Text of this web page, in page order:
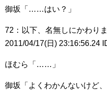
御坂「……はい？」
72：以下、名無しにかわり
2011/04/17(日) 23:16:56.24
ほむら「……」
御坂「よくわかんないけど